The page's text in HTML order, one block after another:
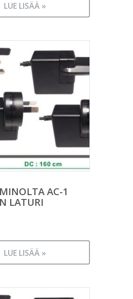
LUE LISÄÄ »
AC-1
LATURI
LUE LISÄÄ »